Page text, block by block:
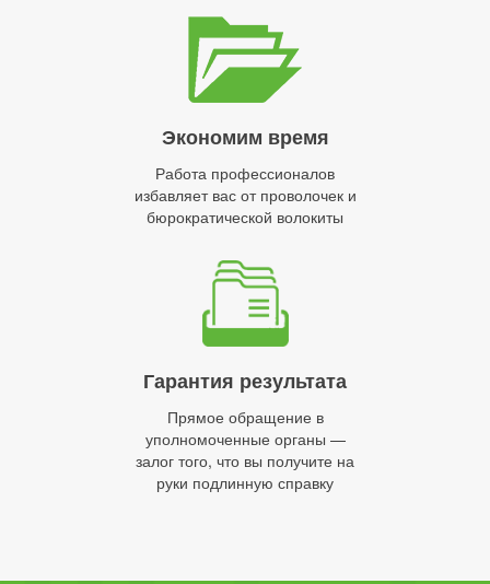
Экономим время
Работа профессионалов
избавляет вас от проволочек и
бюрократической волокиты
Гарантия результата
Прямое обращение в
уполномоченные органы —
залог того, что вы получите на
руки подлинную справку